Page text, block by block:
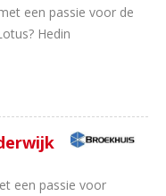
een passie voor de
Hedin
een passie voor